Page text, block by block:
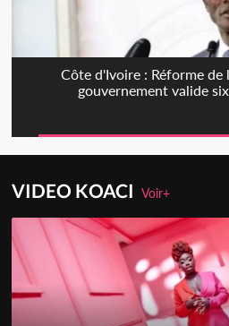
Côte d'Ivoire : Réforme de
gouvernement valide
VIDEO KOACIVoir+